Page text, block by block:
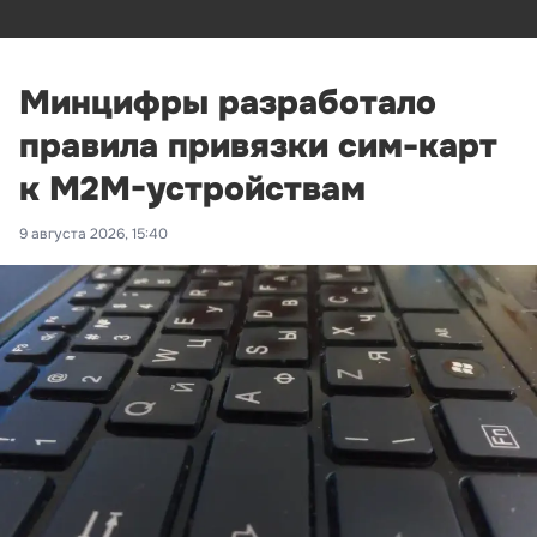
Минцифры разработало
правила привязки сим-карт
к M2M-устройствам
9 августа 2026, 15:40